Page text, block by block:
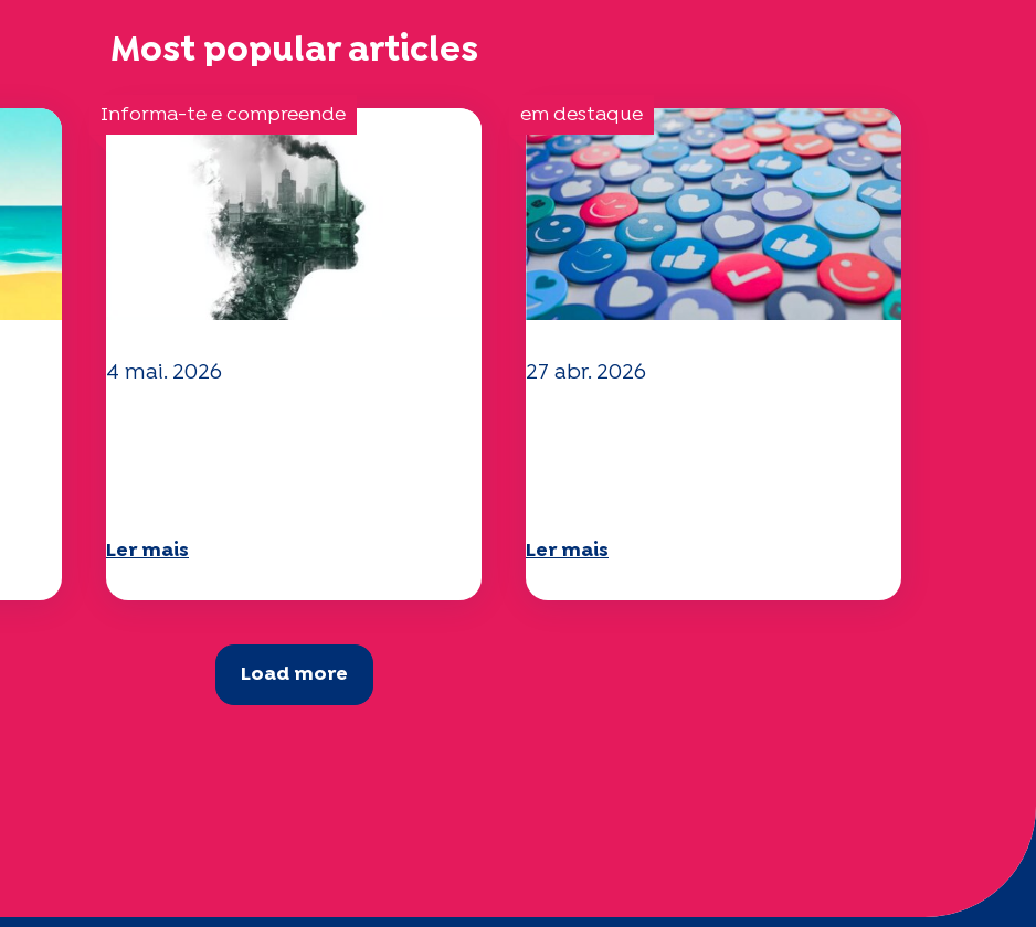
Most popular articles
Informa-te e compreende
4 mai. 2026
Ler mais
em destaque
27 abr. 2026
Ler mais
Load more